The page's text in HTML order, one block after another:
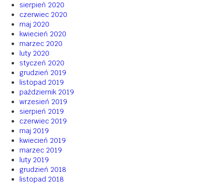
sierpień 2020
czerwiec 2020
maj 2020
kwiecień 2020
marzec 2020
luty 2020
styczeń 2020
grudzień 2019
listopad 2019
październik 2019
wrzesień 2019
sierpień 2019
czerwiec 2019
maj 2019
kwiecień 2019
marzec 2019
luty 2019
grudzień 2018
listopad 2018